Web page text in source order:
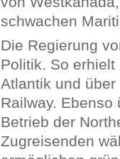
schwachen
Die Regierung
Politik. So
Atlantik und
Railway.
Betrieb der
Zugreisenden